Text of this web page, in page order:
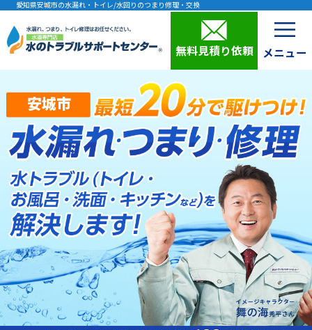
愛知県安城市の水漏れ・トイレ/水回りのつまり修理・交換
無料見積り依頼
安城市